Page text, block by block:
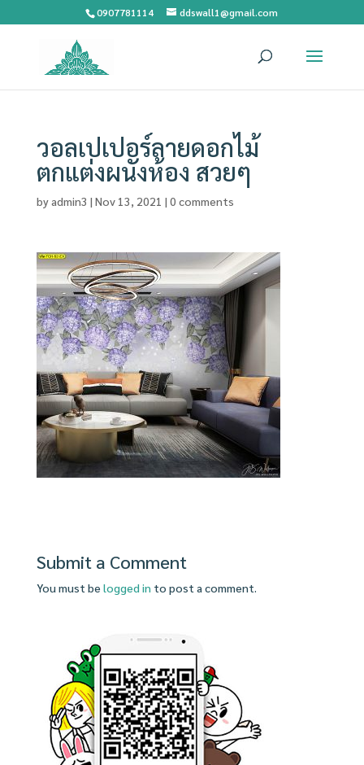
0907781114 ddswall1@gmail.com
วอลเปเปอร์ลายดอกไม้
ตกแต่งผนังห้อง สวยๆ
byadmin3 | Nov 13, 2021 | 0 comments
Submit a Comment
You must be logged in to post a comment.